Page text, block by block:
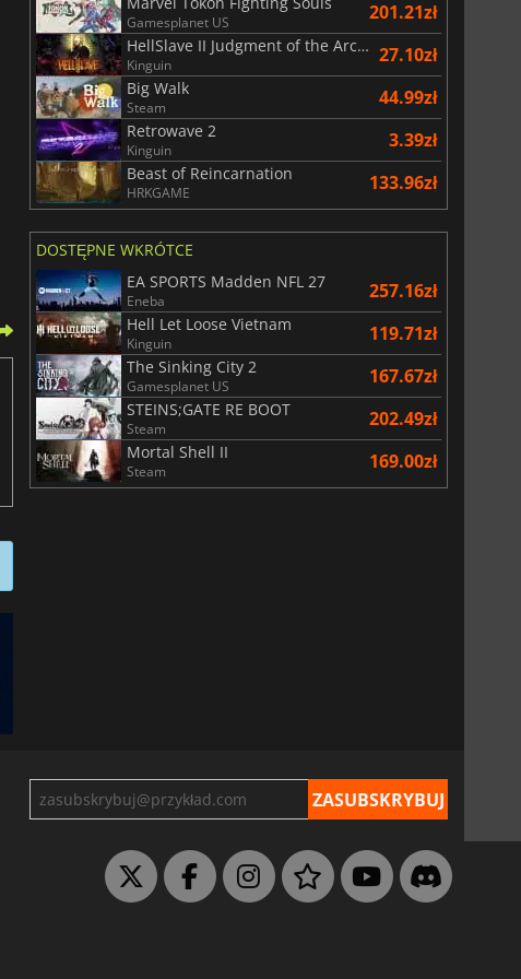
Gamesplanet US 201.21zł
HellSlave II Judgment of the Archon
Kinguin 27.10zł
Big Walk
Steam 44.99zł
Retrowave 2
Kinguin 3.39zł
Beast of Reincarnation
HRKGAME 133.96zł
DOSTĘPNE WKRÓTCE
EA SPORTS Madden NFL 27
Eneba 257.16zł
Hell Let Loose Vietnam
Kinguin 119.71zł
The Sinking City 2
Gamesplanet US 167.67zł
STEINS;GATE RE BOOT
Steam 202.49zł
Mortal Shell II
Steam 169.00zł